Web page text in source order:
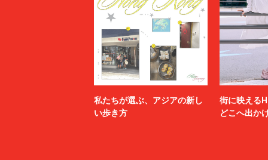
私たちが選ぶ、アジアの新し
い歩き方
街に映える
どこへ出か